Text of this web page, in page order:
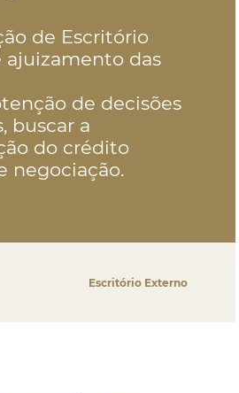
de Escritório
ajuizamento das
de decisões
buscar a
do crédito
negociação.
Escritório Externo